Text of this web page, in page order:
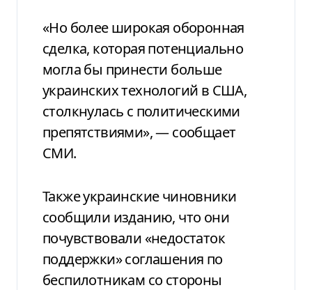
«Но более широкая оборонная
сделка, которая потенциально
могла бы принести больше
украинских технологий в США,
столкнулась с политическими
препятствиями», — сообщает
СМИ.
Также украинские чиновники
сообщили изданию, что они
почувствовали «недостаток
поддержки» соглашения по
беспилотникам со стороны